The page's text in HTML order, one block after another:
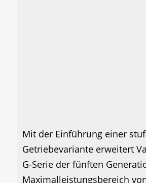
Mit der Einführung einer
Getriebevariante erweitert
G-Serie der fünften
Maximalleistungsbereich